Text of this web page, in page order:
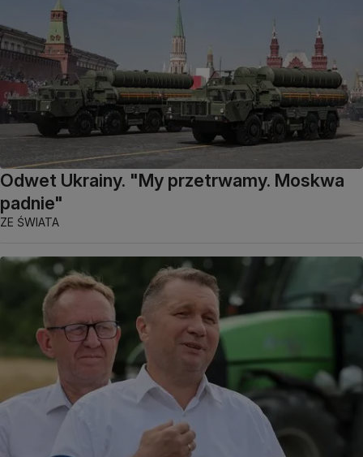
Odwet Ukrainy. "My przetrwamy. Moskwa
padnie"
ZE ŚWIATA